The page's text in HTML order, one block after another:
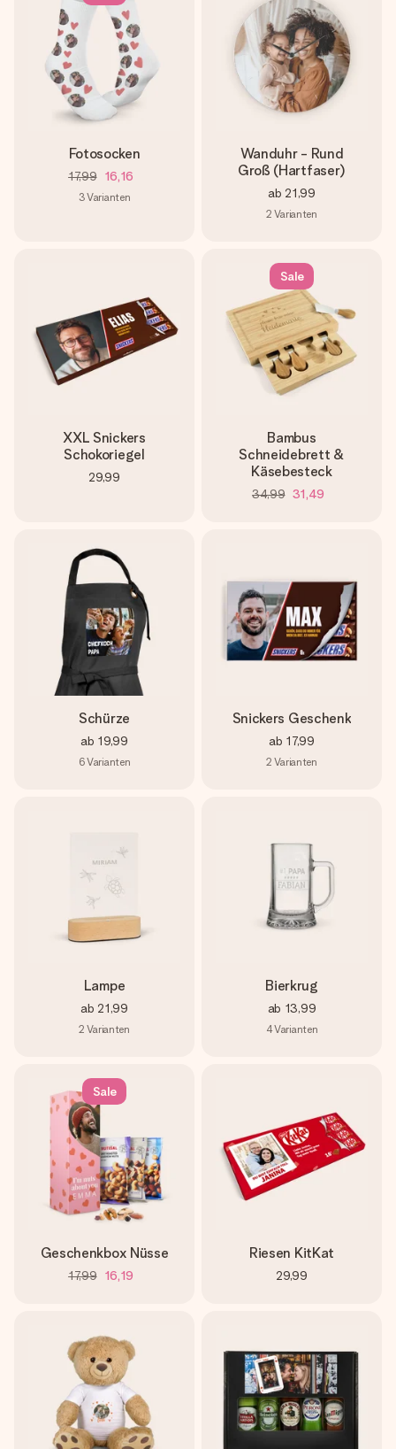
Fotosocken
17,99 16,16
3Varianten
Wanduhr - Rund
Groß (Hartfaser)
ab 21,99
2 Varianten
XXL Snickers
Schokoriegel
29,99
Sale
Bambus
Schneidebrett &
Käsebesteck
34,99 31,49
Schürze
ab 19,99
6Varianten
Snickers Geschenk
ab 17,99
2 Varianten
Lampe
ab 21,99
2 Varianten
Bierkrug
ab 13,99
4Varianten
Sale
Geschenkbox Nüsse
17,99 16,19
Riesen KitKat
29,99